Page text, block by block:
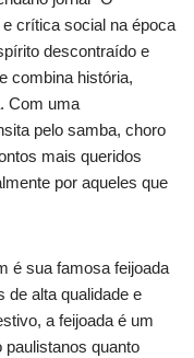
crítica social na época
descontraído e
combina história,
Com uma
pelo samba, choro
mais queridos
por aqueles que
é sua famosa feijoada
de alta qualidade e
a feijoada é um
paulistanos quanto